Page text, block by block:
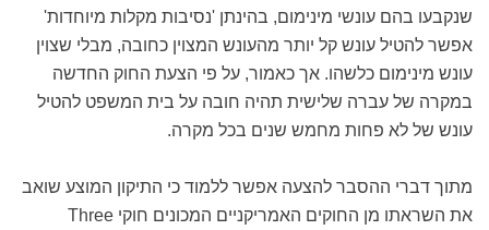
שנקבעו בהם עונשי מינימום, בהינתן 'נסיבות מקלות מיוחדות'
אפשר להטיל עונש קל יותר מהעונש המצוין כחובה, מבלי שצוין
עונש מינימום כלשהו. אך כאמור, על פי הצעת החוק החדשה
במקרה של עברה שלישית תהיה חובה על בית המשפט להטיל
עונש של לא פחות מחמש שנים בכל מקרה.
מתוך דברי ההסבר להצעה אפשר ללמוד כי התיקון המוצע שואב
את השראתו מן החוקים האמריקניים המכונים חוקי Three